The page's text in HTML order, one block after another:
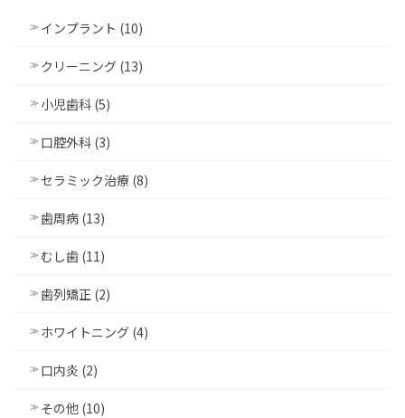
インプラント (10)
クリーニング (13)
小児歯科 (5)
口腔外科 (3)
セラミック治療 (8)
歯周病 (13)
むし歯 (11)
歯列矯正 (2)
ホワイトニング (4)
口内炎 (2)
その他 (10)